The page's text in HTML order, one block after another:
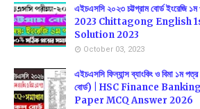
এইচএসসি ২০২৩ চট্টগ্রাম বোর্ড ইংরেজি
2023 Chittagong English
Solution 2023
October 03, 2023
এইচএসসি ফিন্যান্স ব্যাংকিং ও বিমা
বোর্ড) | HSC Finance
Paper MCQ Answer 2026